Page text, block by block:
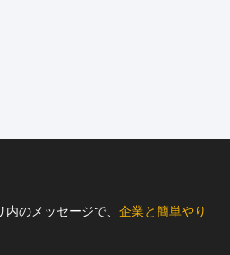
内のメッセージで、 企業と簡単やり